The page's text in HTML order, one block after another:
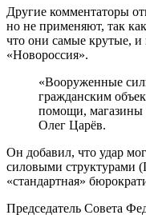
Другие комментаторы
но не применяют, так
что они самые крутые,
«Новороссия».
«Вооруженные
гражданским
помощи, магазины
Олег Царёв.
Он добавил, что удар
силовыми структурами
«стандартная»
Председатель Совета